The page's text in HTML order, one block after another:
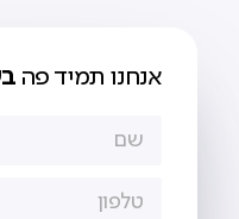
אנחנו תמיד פה